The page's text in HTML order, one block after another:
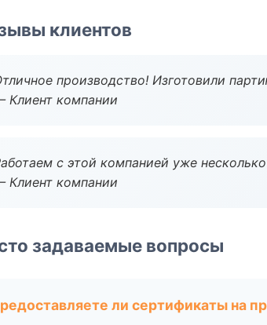
клиентов
производство! Изготовили
Клиент компании
с этой компанией уже
Клиент компании
задаваемые вопросы
ли сертификаты на